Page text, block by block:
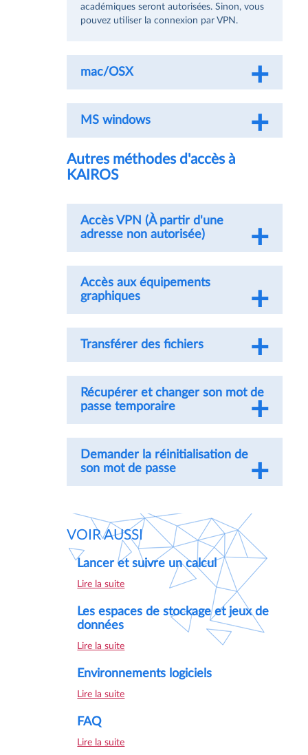
académiques seront autorisées. Sinon, vous
pouvez utiliser la connexion par VPN.
mac/OSX
MS windows
Autres méthodes d'accès à
KAIROS
Accès VPN (À partir d'une
adresse non autorisée)
Accès aux équipements
graphiques
Transférer des fichiers
Récupérer et changer son mot de
passe temporaire
Demander la réinitialisation de
son mot de passe
VOIR AUSSI
Lancer et suivre un calcul
Lire la suite
Les espaces de stockage et jeux de
données
Lire la suite
Environnements logiciels
Lire la suite
FAQ
Lire la suite